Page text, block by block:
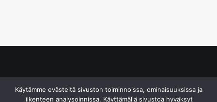
Käytämme evästeitä sivuston toiminnoissa, ominaisuuksissa ja
liikenteen analysoinnissa. Käyttämällä sivustoa hyväksyt